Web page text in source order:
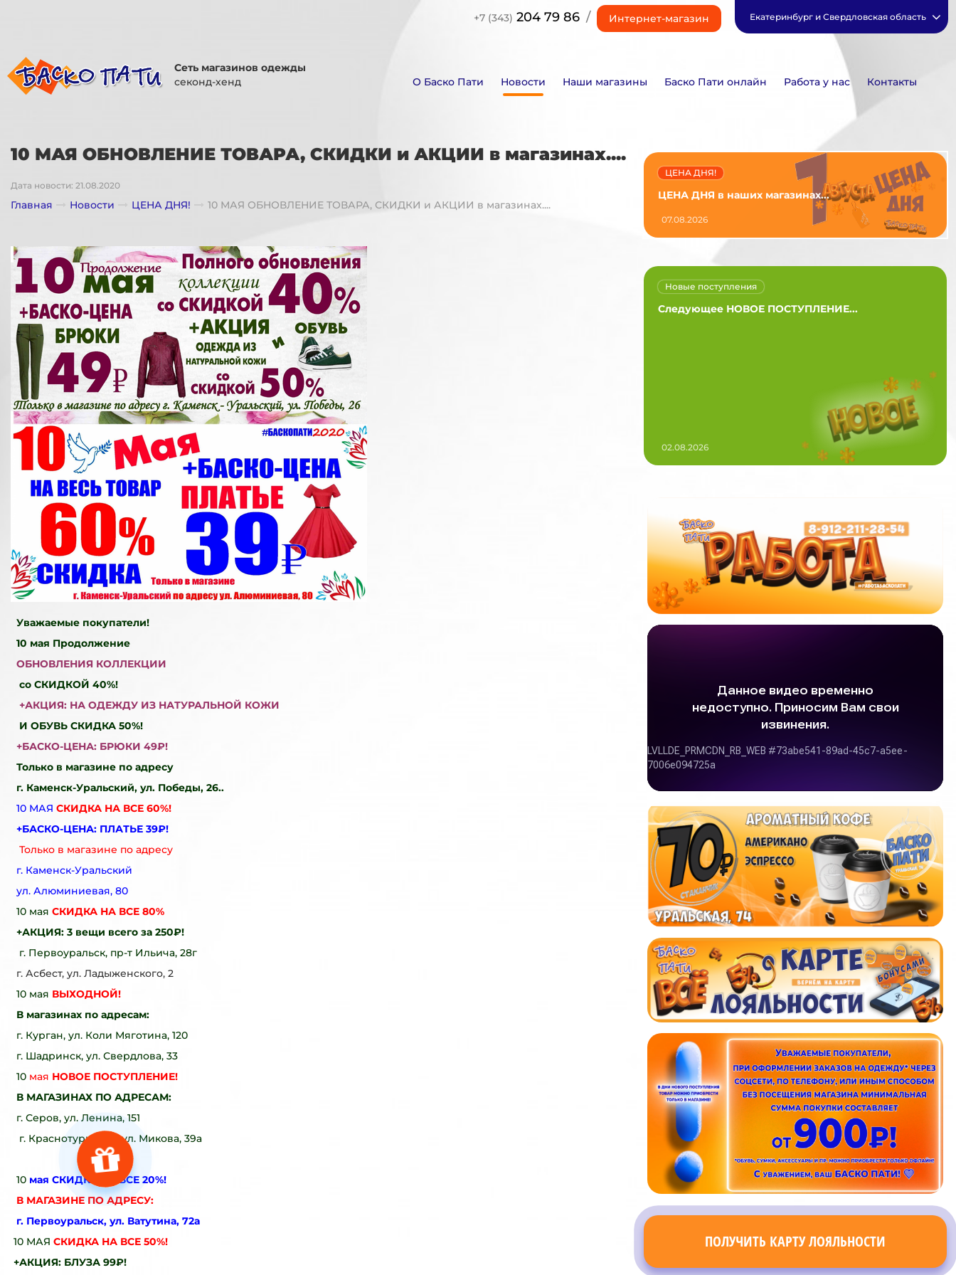
+7 (343) 204 79 86 / Интернет-магазин Екатеринбург и Свердловская область
Сеть магазинов одежды
секонд-хенд
О Баско Пати Новости Наши магазины Баско Пати онлайн Работа у нас Контакты
10 МАЯ ОБНОВЛЕНИЕ ТОВАРА, СКИДКИ и АКЦИИ в магазинах....
Дата новости: 21.08.2020
Главная Новости ЦЕНА ДНЯ! 10 МАЯ ОБНОВЛЕНИЕ ТОВАРА, СКИДКИ и АКЦИИ в магазинах....
Уважаемые покупатели!
10 мая Продолжение
ОБНОВЛЕНИЯ КОЛЛЕКЦИИ
со СКИДКОЙ 40%!
+АКЦИЯ: НА ОДЕЖДУ ИЗ НАТУРАЛЬНОЙ КОЖИ
И ОБУВЬ СКИДКА 50%!
+БАСКО-ЦЕНА: БРЮКИ 49₽!
Только в магазине по адресу
г. Каменск-Уральский, ул. Победы, 26..
10 МАЯ СКИДКА НА ВСЕ 60%!
+БАСКО-ЦЕНА: ПЛАТЬЕ 39₽!
Только в магазине по адресу
г. Каменск-Уральский
ул. Алюминиевая, 80
10 мая СКИДКА НА ВСЕ 80%
+АКЦИЯ: 3 вещи всего за 250₽!
г. Первоуральск, пр-т Ильича, 28г
г. Асбест, ул. Ладыженского, 2
10 мая ВЫХОДНОЙ!
В магазинах по адресам:
г. Курган, ул. Коли Мяготина, 120
г. Шадринск, ул. Свердлова, 33
10 мая НОВОЕ ПОСТУПЛЕНИЕ!
В МАГАЗИНАХ ПО АДРЕСАМ:
г. Серов, ул. Ленина, 151
г. Краснотурьинск, ул. Микова, 39а
10 мая СКИДКА НА ВСЕ 20%!
В МАГАЗИНЕ ПО АДРЕСУ:
г. Первоуральск, ул. Ватутина, 72а
10 МАЯ СКИДКА НА ВСЕ 50%!
+АКЦИЯ: БЛУЗА 99₽!
ЦЕНА ДНЯ в наших магазинах...
ЦЕНА ДНЯ!
07.08.2026
Следующее НОВОЕ ПОСТУПЛЕНИЕ...
Новые поступления
02.08.2026
ПОЛУЧИТЬ КАРТУ ЛОЯЛЬНОСТИ